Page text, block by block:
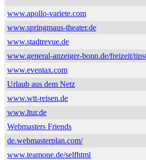
www.apollo-variete.com
www.springmaus-theater.de
www.stadtrevue.de
www.general-anzeiger-bonn.de/freizeit/
www.eventax.com
Urlaub aus dem Netz
www.wtt-reisen.de
www.ltur.de
Webmasters Friends
de.webmasterplan.com/
www.teamone.de/selfhtml